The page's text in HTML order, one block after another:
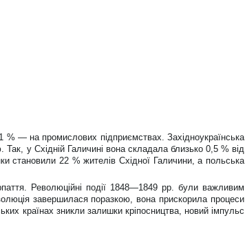
— на промислових підприємствах. Західноукраїнська
у Східній Галичині вона складала близько 0,5 % від
становили 22 % жителів Східної Галичини, а польська
Революційні події 1848—1849 рр. були важливим
завершилася поразкою, вона прискорила процеси
країнах зникли залишки кріпосництва, новий імпульс